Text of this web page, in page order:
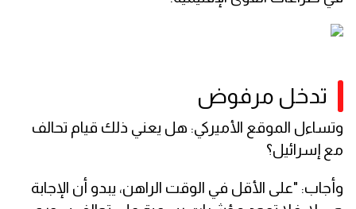
تدخل مرفوض
وتساءل الموقع الأميركي: هل يعني ذلك قيام تحالف
مع إسرائيل؟
وأجاب: "على الأقل في الوقت الراهن، يبدو أن الإجابة